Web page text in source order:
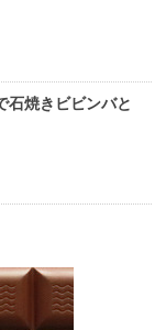
石焼きビビンバと